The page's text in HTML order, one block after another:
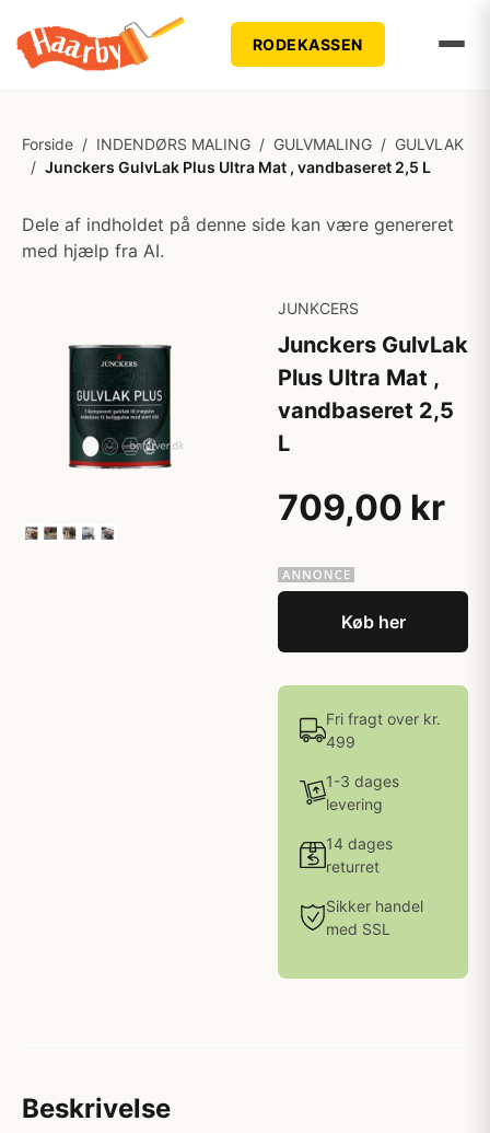
RODEKASSEN
Forside / INDENDØRS MALING / GULVMALING / GULVLAK
/ Junckers GulvLak Plus Ultra Mat , vandbaseret 2,5 L
Dele af indholdet på denne side kan være genereret
med hjælp fra AI.
JUNKCERS
Junckers GulvLak
Plus Ultra Mat ,
vandbaseret 2,5
L
709,00 kr
Køb her
Fri fragt over kr.
499
1-3 dages
levering
14 dages
returret
Sikker handel
med SSL
Beskrivelse